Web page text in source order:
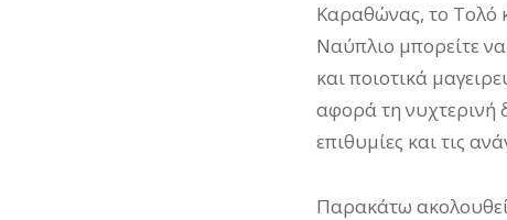
Καραθώνας, το Τολό
Ναύπλιο μπορείτε να
και ποιοτικά
αφορά τη νυχτερινή
επιθυμίες και τις
Παρακάτω ακολουθεί